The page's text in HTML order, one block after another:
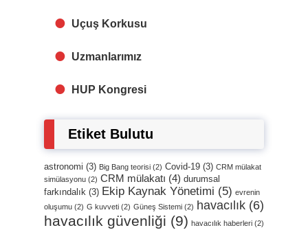
Uçuş Korkusu
Uzmanlarımız
HUP Kongresi
Etiket Bulutu
astronomi (3) Big Bang teorisi (2) Covid-19 (3) CRM mülakat
simülasyonu (2) CRM mülakatı (4) durumsal
farkındalık (3) Ekip Kaynak Yönetimi (5) evrenin
oluşumu (2) G kuvveti (2) Güneş Sistemi (2) havacılık (6)
havacılık güvenliği (9) havacılık haberleri (2)